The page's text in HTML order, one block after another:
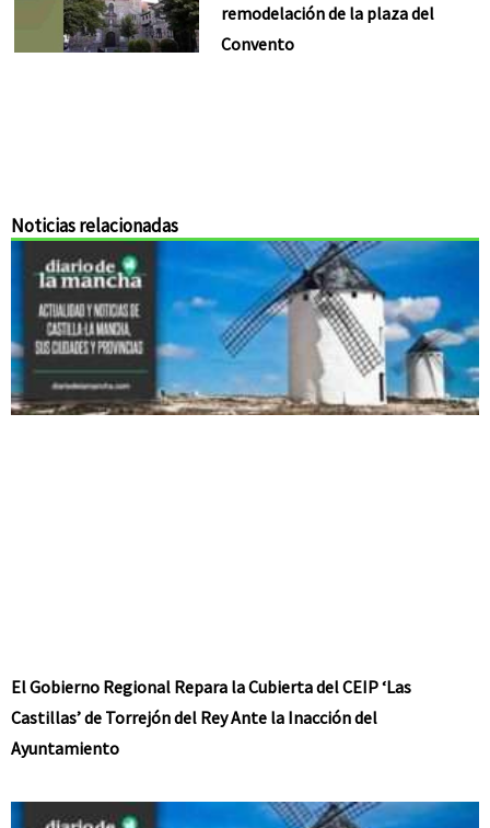
remodelación de la plaza del
Convento
Noticias relacionadas
El Gobierno Regional Repara la Cubierta del CEIP ‘Las
Castillas’ de Torrejón del Rey Ante la Inacción del
Ayuntamiento